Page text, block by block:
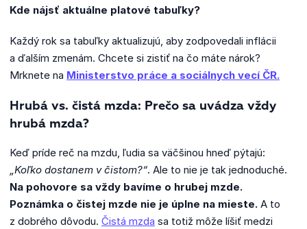
Kde nájsť aktuálne platové tabuľky?
Každý rok sa tabuľky aktualizujú, aby zodpovedali inflácii
a ďalším zmenám. Chcete si zistiť na čo máte nárok?
Mrknete na Ministerstvo práce a sociálnych vecí ČR.
Hrubá vs. čistá mzda: Prečo sa uvádza vždy
hrubá mzda?
Keď príde reč na mzdu, ľudia sa väčšinou hneď pýtajú:
„Koľko dostanem v čistom?“. Ale to nie je tak jednoduché.
Na pohovore sa vždy bavíme o hrubej mzde.
Poznámka o čistej mzde nie je úplne na mieste. A to
z dobrého dôvodu. Čistá mzda sa totiž môže líšiť medzi